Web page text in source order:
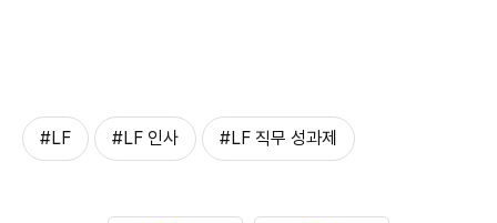
#LF #LF 인사 #LF 직무 성과제